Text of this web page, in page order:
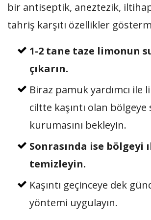
bir antiseptik, aneztezik,
tahriş karşıtı özellikler
1-2 tane taze limonun
çıkarın.
Biraz pamuk yardımcı ile
ciltte kaşıntı olan
kurumasını bekleyin.
Sonrasında ise bölgeyi
temizleyin.
Kaşıntı geçinceye dek
yöntemi uygulayın.